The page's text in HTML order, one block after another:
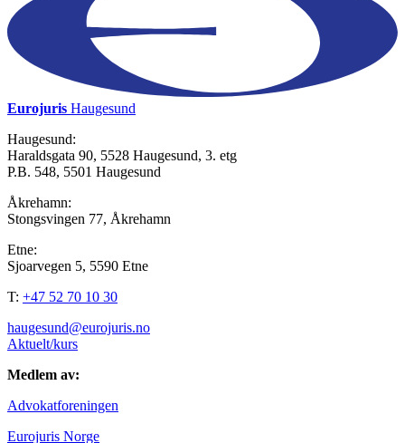
Eurojuris Haugesund
Haugesund:
Haraldsgata 90, 5528 Haugesund, 3. etg
P.B. 548, 5501 Haugesund
Åkrehamn:
Stongsvingen 77, Åkrehamn
Etne:
Sjoarvegen 5, 5590 Etne
T: +47 52 70 10 30
haugesund@eurojuris.no
Aktuelt/kurs
Medlem av:
Advokatforeningen
Eurojuris Norge